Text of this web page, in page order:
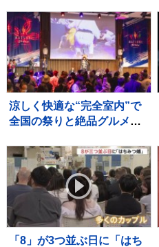
年前にも同じ場所で居眠り
しオーバーラン JR横浜線
涼しく快適な“完全室内”で
全国の祭りと絶品グルメを
2026」
「8」が3つ並ぶ日に「はち